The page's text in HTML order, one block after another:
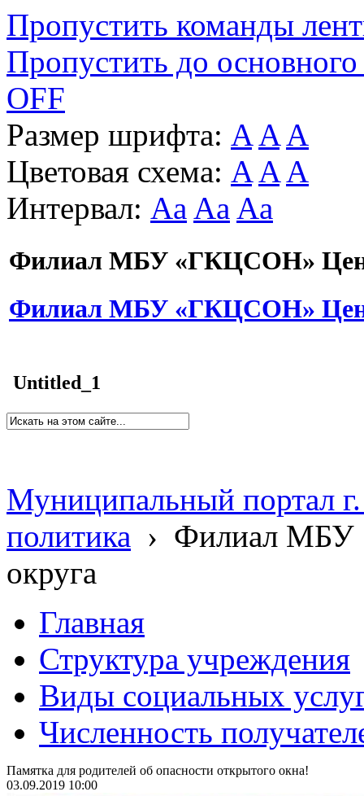
Пропустить команды
Пропустить до основного
OFF
Размер шрифта: A A A
Цветовая схема: A A A
Интервал: Aa Aa Aa
Филиал МБУ «ГКЦСОН»
Филиал МБУ «ГКЦСОН»
Untitled_1
Муниципальный портал
политика › Филиал МБУ
округа
Главная
Структура учреждения
Виды социальных
Численность
Памятка для родителей об опасности открытого окна!
03.09.2019 10:00